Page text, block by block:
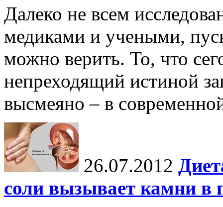
Далеко не всем
медиками и учеными,
можно верить. То, что
непреходящий истиной
высмеяно – в
26.07.2012
соли вызывает камни в